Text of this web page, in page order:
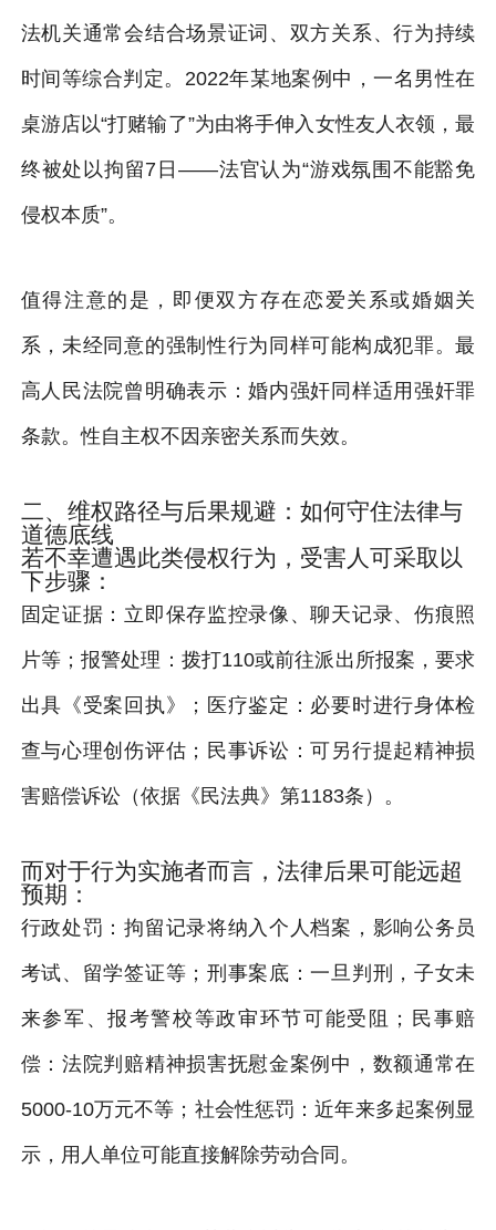
法机关通常会结合场景证词、双方关系、行为持续
时间等综合判定。2022年某地案例中，一名男性在
桌游店以“打赌输了”为由将手伸入女性友人衣领，最
终被处以拘留7日——法官认为“游戏氛围不能豁免
侵权本质”。
值得注意的是，即便双方存在恋爱关系或婚姻关
系，未经同意的强制性行为同样可能构成犯罪。最
高人民法院曾明确表示：婚内强奸同样适用强奸罪
条款。性自主权不因亲密关系而失效。
二、维权路径与后果规避：如何守住法律与
道德底线
若不幸遭遇此类侵权行为，受害人可采取以
下步骤：
固定证据：立即保存监控录像、聊天记录、伤痕照
片等；报警处理：拨打110或前往派出所报案，要求
出具《受案回执》；医疗鉴定：必要时进行身体检
查与心理创伤评估；民事诉讼：可另行提起精神损
害赔偿诉讼（依据《民法典》第1183条）。
而对于行为实施者而言，法律后果可能远超
预期：
行政处罚：拘留记录将纳入个人档案，影响公务员
考试、留学签证等；刑事案底：一旦判刑，子女未
来参军、报考警校等政审环节可能受阻；民事赔
偿：法院判赔精神损害抚慰金案例中，数额通常在
5000-10万元不等；社会性惩罚：近年来多起案例显
示，用人单位可能直接解除劳动合同。